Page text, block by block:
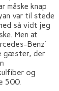
måske knap
var til stede
så vidt jeg
Men at
Benz’
gæster, der
og
500.